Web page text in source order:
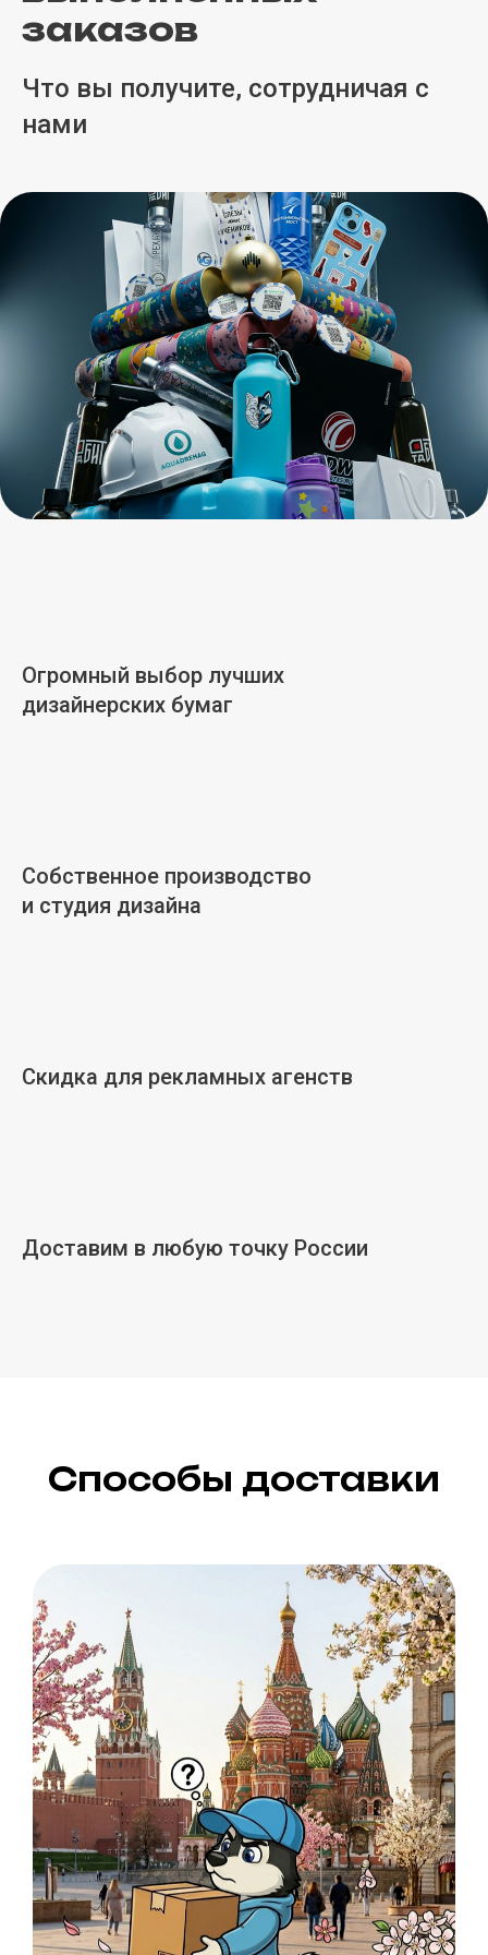
заказов
Что вы получите, сотрудничая с
нами
Огромный выбор лучших
дизайнерских бумаг
Собственное производство
и студия дизайна
Скидка для рекламных агенств
Доставим в любую точку России
Способы доставки